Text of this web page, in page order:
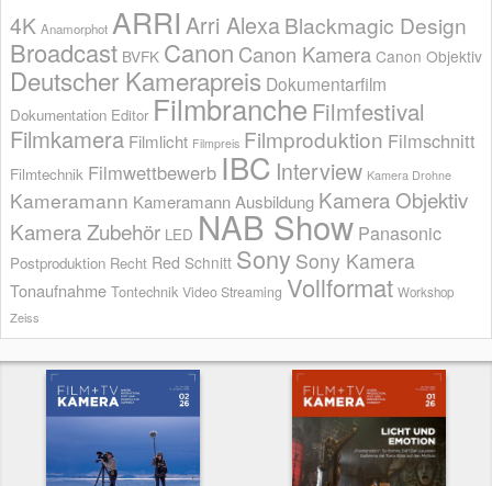
4K Anamorphot ARRI Arri AlexaBlackmagic Design
Broadcast BVFK Canon Canon Kamera Canon Objektiv
Deutscher Kamerapreis Dokumentarfilm
Dokumentation Editor Filmbranche Filmfestival
Filmkamera Filmlicht Filmpreis Filmproduktion Filmschnitt
Filmtechnik Filmwettbewerb IBC Interview Kamera Drohne
Kameramann Kameramann Ausbildung Kamera Objektiv
Kamera Zubehör LED NAB Show Panasonic
Postproduktion Recht Red Schnitt Sony Sony Kamera
Tonaufnahme Tontechnik Video Streaming Vollformat Workshop
Zeiss